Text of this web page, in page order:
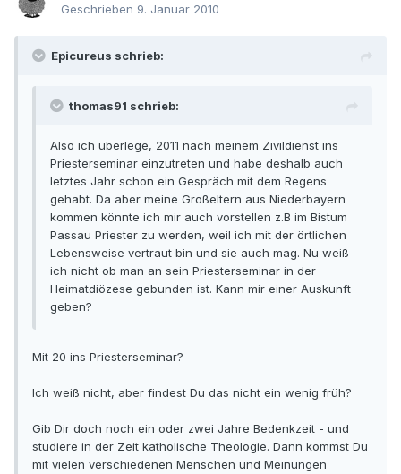
Geschrieben 9. Januar 2010
Epicureus schrieb:
thomas91 schrieb:
Also ich überlege, 2011 nach meinem Zivildienst ins
Priesterseminar einzutreten und habe deshalb auch
letztes Jahr schon ein Gespräch mit dem Regens
gehabt. Da aber meine Großeltern aus Niederbayern
kommen könnte ich mir auch vorstellen z.B im Bistum
Passau Priester zu werden, weil ich mit der örtlichen
Lebensweise vertraut bin und sie auch mag. Nu weiß
ich nicht ob man an sein Priesterseminar in der
Heimatdiözese gebunden ist. Kann mir einer Auskunft
geben?
Mit 20 ins Priesterseminar?
Ich weiß nicht, aber findest Du das nicht ein wenig früh?
Gib Dir doch noch ein oder zwei Jahre Bedenkzeit - und
studiere in der Zeit katholische Theologie. Dann kommst Du
mit vielen verschiedenen Menschen und Meinungen